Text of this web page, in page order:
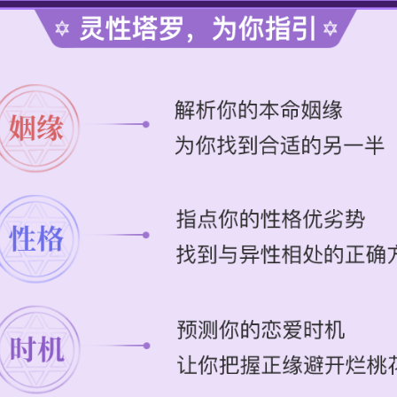
士
牌算的真的是太准了，完全说出了